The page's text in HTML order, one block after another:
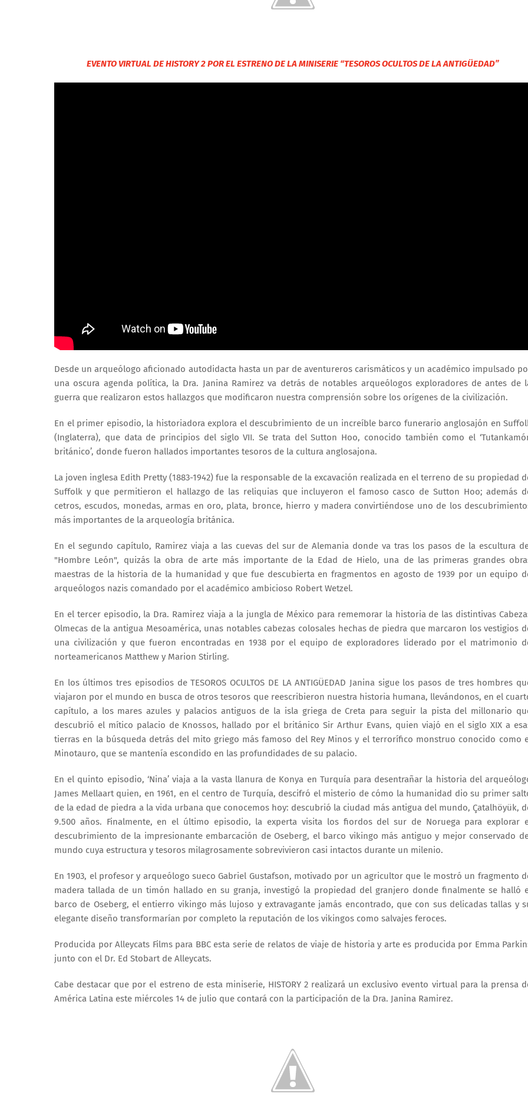
EVENTO VIRTUAL DE HISTORY 2 POR EL ESTRENO DE LA MINISERIE “TESOROS OCULTOS DE LA ANTIGÜEDAD”
Desde un arqueólogo aficionado autodidacta hasta un par de aventureros carismáticos y un académico impulsado
una oscura agenda política, la Dra. Janina Ramirez va detrás de notables arqueólogos exploradores de antes de
guerra que realizaron estos hallazgos que modificaron nuestra comprensión sobre los orígenes de la civilización.
En el primer episodio, la historiadora explora el descubrimiento de un increíble barco funerario anglosajón en
(Inglaterra), que data de principios del siglo VII. Se trata del Sutton Hoo, conocido también como el
británico’, donde fueron hallados importantes tesoros de la cultura anglosajona.
La joven inglesa Edith Pretty (1883-1942) fue la responsable de la excavación realizada en el terreno de su propiedad
Suffolk y que permitieron el hallazgo de las reliquias que incluyeron el famoso casco de Sutton Hoo; además
cetros, escudos, monedas, armas en oro, plata, bronce, hierro y madera convirtiéndose uno de los
más importantes de la arqueología británica.
En el segundo capítulo, Ramirez viaja a las cuevas del sur de Alemania donde va tras los pasos de la escultura
"Hombre León", quizás la obra de arte más importante de la Edad de Hielo, una de las primeras grandes
maestras de la historia de la humanidad y que fue descubierta en fragmentos en agosto de 1939 por un equipo
arqueólogos nazis comandado por el académico ambicioso Robert Wetzel.
En el tercer episodio, la Dra. Ramirez viaja a la jungla de México para rememorar la historia de las distintivas
Olmecas de la antigua Mesoamérica, unas notables cabezas colosales hechas de piedra que marcaron los vestigios
una civilización y que fueron encontradas en 1938 por el equipo de exploradores liderado por el matrimonio
norteamericanos Matthew y Marion Stirling.
En los últimos tres episodios de TESOROS OCULTOS DE LA ANTIGÜEDAD Janina sigue los pasos de tres hombres
viajaron por el mundo en busca de otros tesoros que reescribieron nuestra historia humana, llevándonos, en el
capítulo, a los mares azules y palacios antiguos de la isla griega de Creta para seguir la pista del millonario
descubrió el mítico palacio de Knossos, hallado por el británico Sir Arthur Evans, quien viajó en el siglo XIX a
tierras en la búsqueda detrás del mito griego más famoso del Rey Minos y el terrorífico monstruo conocido como
Minotauro, que se mantenía escondido en las profundidades de su palacio.
En el quinto episodio, ‘Nina’ viaja a la vasta llanura de Konya en Turquía para desentrañar la historia del
James Mellaart quien, en 1961, en el centro de Turquía, descifró el misterio de cómo la humanidad dio su primer
de la edad de piedra a la vida urbana que conocemos hoy: descubrió la ciudad más antigua del mundo, Çatalhöyük,
9.500 años. Finalmente, en el último episodio, la experta visita los fiordos del sur de Noruega para explorar
descubrimiento de la impresionante embarcación de Oseberg, el barco vikingo más antiguo y mejor conservado
mundo cuya estructura y tesoros milagrosamente sobrevivieron casi intactos durante un milenio.
En 1903, el profesor y arqueólogo sueco Gabriel Gustafson, motivado por un agricultor que le mostró un fragmento
madera tallada de un timón hallado en su granja, investigó la propiedad del granjero donde finalmente se halló
barco de Oseberg, el entierro vikingo más lujoso y extravagante jamás encontrado, que con sus delicadas tallas y
elegante diseño transformarían por completo la reputación de los vikingos como salvajes feroces.
Producida por Alleycats Films para BBC esta serie de relatos de viaje de historia y arte es producida por Emma
junto con el Dr. Ed Stobart de Alleycats.
Cabe destacar que por el estreno de esta miniserie, HISTORY 2 realizará un exclusivo evento virtual para la prensa
América Latina este miércoles 14 de julio que contará con la participación de la Dra. Janina Ramirez.